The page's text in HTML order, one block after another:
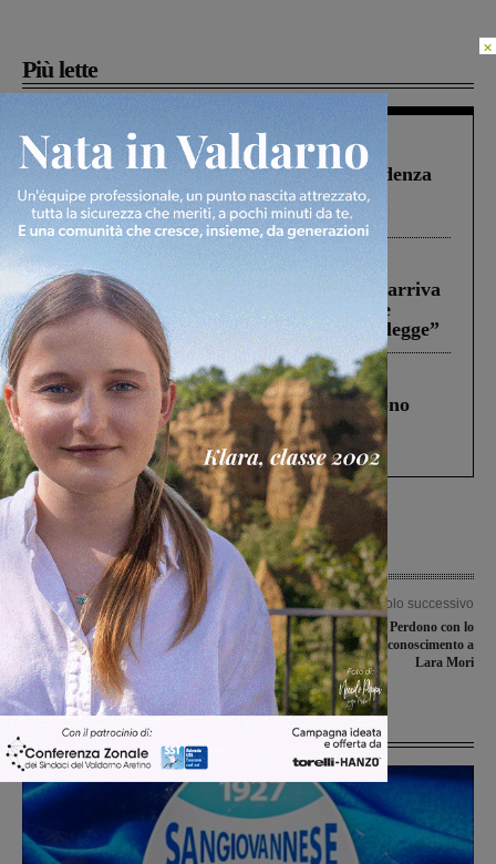
Più lette
Figline Incisa Valdarno 1 Agosto 2026
Piscina di Figline finanziata oltre la scadenza
Pnrr, il gruppo di Fratelli d’Italia: “Un
ringraziamento al Governo”
Reggello 30 Luglio 2026
Reggello, la chiusura di ‘Mordi e fuggi’ arriva
in Consiglio. Il sindaco: “Come Comune
abbiamo agito solo per far rispettare la legge”
Cronaca 4 Agosto 2026
Un anno fa la strage in A1 in cui morirono
Gianni, Giulia e Franco. Lo schianto, il
processo, lo stop ai sorpassi fra tir....
Articolo precedente
Furto al Chiosco Paradiso di piazza
della Repubblica. Portati via pochi
spiccioli, presentata denuncia
Articolo successivo
Al via la Festa del Perdono con lo
spettacolo di moda. Riconoscimento a
Lara Mori
Ultime Notizie
×